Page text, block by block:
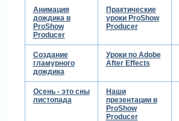
Анимация
дождика в
ProShow
Producer
Практические
уроки ProShow
Producer
Создание
гламурного
дождика
Уроки по Adobe
After Effects
Осень - это сны
листопада
Наши
презентации в
ProShow
Producer